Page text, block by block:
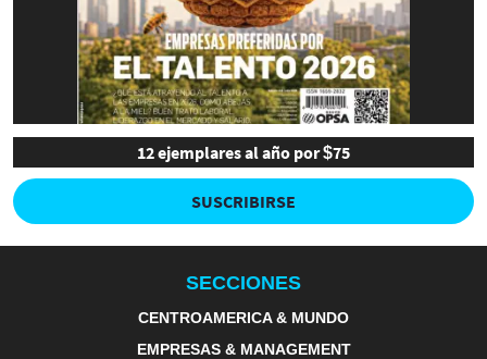
12 ejemplares al año por $75
SUSCRIBIRSE
SECCIONES
CENTROAMERICA & MUNDO
EMPRESAS & MANAGEMENT